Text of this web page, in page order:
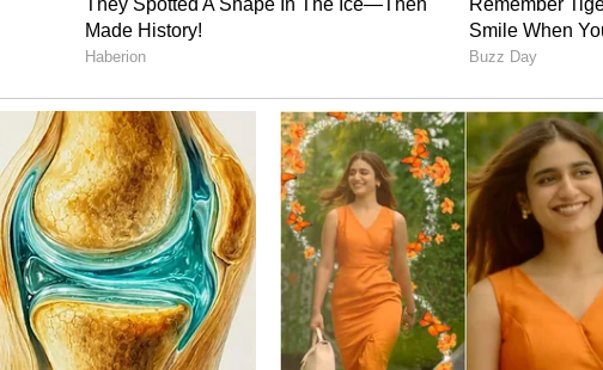
ಚೌಧರಿಗೆ ಜಾಕ್‌ಪಾಟ್
30 ಲಕ್ಷ ರುಪಾಯಿ ಮೂಲ ಬೆಲೆ ಹೊಂದಿದ್ದ ಮುಕುಲ್
ಬರೋಬ್ಬರಿ 2.60 ಕೋಟಿ ರುಪಾಯಿ ಖರೀದಿಸಿತು.
ಮಾಡಿತು.